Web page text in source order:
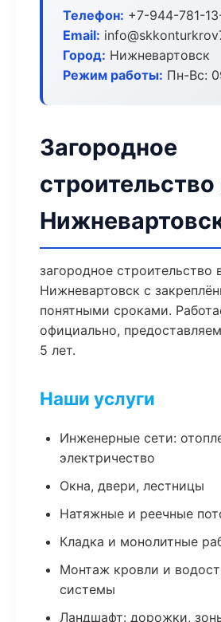
Телефон: +7-944-781-
Email:
Город: Нижневартовск
Режим работы: Пн-Вс:
Загородное
строительство
загородное строительство
Нижневартовск с
понятными сроками.
официально,
5 лет.
Наши услуги
Инженерные сети:
электричество
Окна, двери, лестницы
Натяжные и реечные
Кладка и монолитные
Монтаж кровли и
системы
Ландшафт: дорожки,